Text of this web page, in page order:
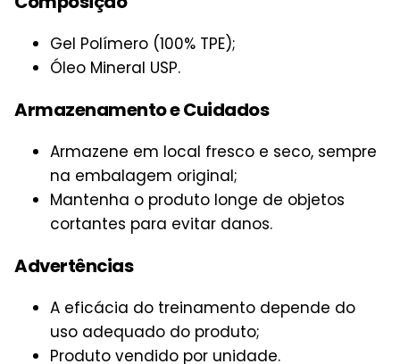
Gel Polímero (100% TPE);
Óleo Mineral USP.
Armazenamento e Cuidados
Armazene em local fresco e seco, sempre
na embalagem original;
Mantenha o produto longe de objetos
cortantes para evitar danos.
Advertências
A eficácia do treinamento depende do
uso adequado do produto;
Produto vendido por unidade.